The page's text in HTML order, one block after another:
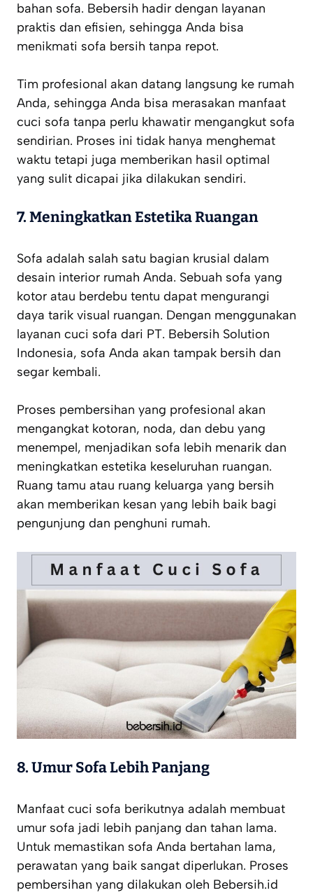
bahan sofa. Bebersih hadir dengan layanan
praktis dan efisien, sehingga Anda bisa
menikmati sofa bersih tanpa repot.
Tim profesional akan datang langsung ke rumah
Anda, sehingga Anda bisa merasakan manfaat
cuci sofa tanpa perlu khawatir mengangkut sofa
sendirian. Proses ini tidak hanya menghemat
waktu tetapi juga memberikan hasil optimal
yang sulit dicapai jika dilakukan sendiri.
7.Meningkatkan Estetika Ruangan
Sofa adalah salah satu bagian krusial dalam
desain interior rumah Anda. Sebuah sofa yang
kotor atau berdebu tentu dapat mengurangi
daya tarik visual ruangan. Dengan menggunakan
layanan cuci sofa dari PT. Bebersih Solution
Indonesia, sofa Anda akan tampak bersih dan
segar kembali.
Proses pembersihan yang profesional akan
mengangkat kotoran, noda, dan debu yang
menempel, menjadikan sofa lebih menarik dan
meningkatkan estetika keseluruhan ruangan.
Ruang tamu atau ruang keluarga yang bersih
akan memberikan kesan yang lebih baik bagi
pengunjung dan penghuni rumah.
8.Umur Sofa Lebih Panjang
Manfaat cuci sofa berikutnya adalah membuat
umur sofa jadi lebih panjang dan tahan lama.
Untuk memastikan sofa Anda bertahan lama,
perawatan yang baik sangat diperlukan. Proses
pembersihan yang dilakukan oleh Bebersih.id